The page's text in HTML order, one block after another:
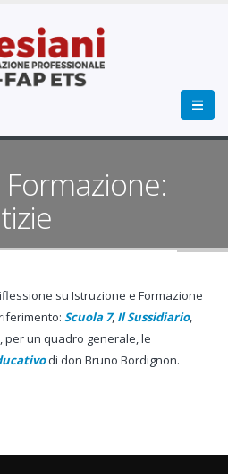
su Istruzione e Formazione
Scuola 7, Il Sussidiario,
per un quadro generale, le
di don Bruno Bordignon.